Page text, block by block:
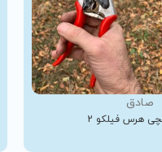
صادق
هرس فیلکو 2